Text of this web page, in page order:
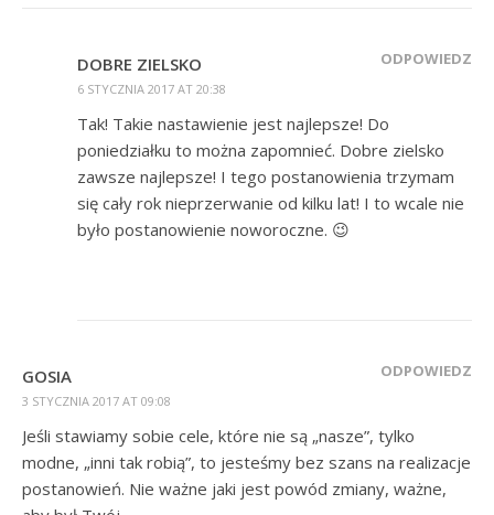
DOBRE ZIELSKO
6 STYCZNIA 2017 AT 20:38
ODPOWIEDZ
Tak! Takie nastawienie jest najlepsze! Do
poniedziałku to można zapomnieć. Dobre zielsko
zawsze najlepsze! I tego postanowienia trzymam
się cały rok nieprzerwanie od kilku lat! I to wcale nie
było postanowienie noworoczne. 😉
GOSIA
3 STYCZNIA 2017 AT 09:08
ODPOWIEDZ
Jeśli stawiamy sobie cele, które nie są „nasze”, tylko
modne, „inni tak robią”, to jesteśmy bez szans na realizacje
postanowień. Nie ważne jaki jest powód zmiany, ważne,